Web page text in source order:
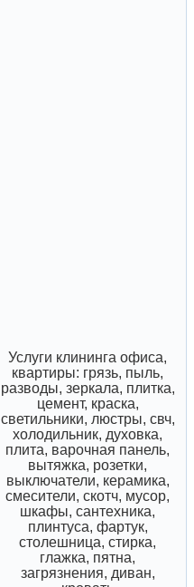
Услуги клининга офиса,
квартиры: грязь, пыль,
разводы, зеркала, плитка,
цемент, краска,
светильники, люстры, свч,
холодильник, духовка,
плита, варочная панель,
вытяжка, розетки,
выключатели, керамика,
смесители, скотч, мусор,
шкафы, сантехника,
плинтуса, фартук,
столешница, стирка,
глажка, пятна,
загрязнения, диван,